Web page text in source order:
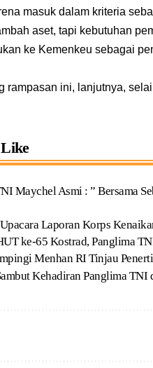
masuk dalam kriteria
aset, tapi kebutuhan
ke Kemenkeu sebagai
rampasan ini, lanjutnya,
Maychel Asmi : ” Bersama
Laporan Korps
ke-65 Kostrad, Panglima
Menhan RI Tinjau
Kehadiran Panglima TNI